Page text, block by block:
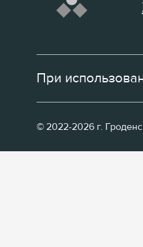
При
© 2022-2026 г.